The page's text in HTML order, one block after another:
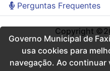
Perguntas Frequentes
Copyright
Governo Municipal de
usa cookies para
navegação. Ao continuar